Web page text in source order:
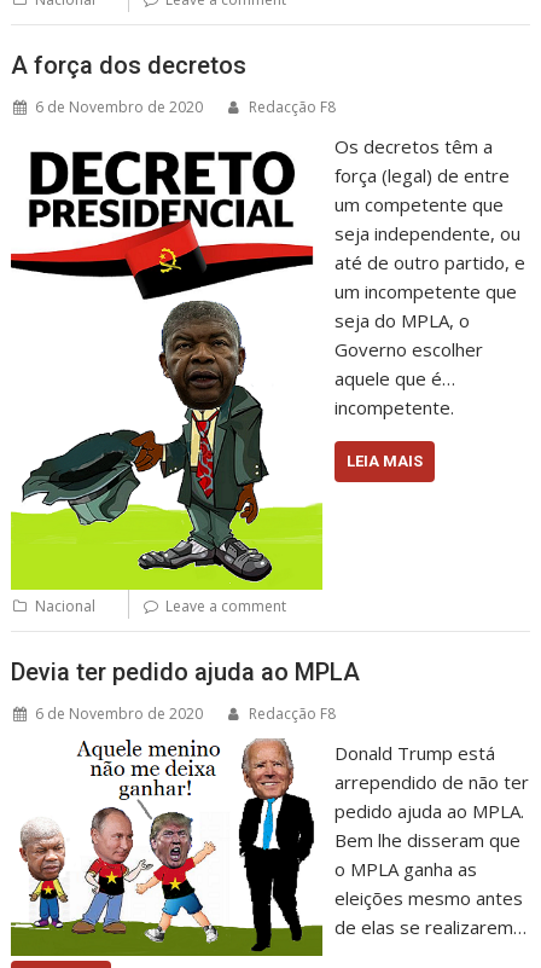
A força dos decretos
6 de Novembro de 2020 Redacção F8
Os decretos têm a
força (legal) de entre
um competente que
seja independente, ou
até de outro partido, e
um incompetente que
seja do MPLA, o
Governo escolher
aquele que é…
incompetente.
LEIA MAIS
Nacional Leave a comment
Devia ter pedido ajuda ao MPLA
6 de Novembro de 2020 Redacção F8
Donald Trump está
arrependido de não ter
pedido ajuda ao MPLA.
Bem lhe disseram que
o MPLA ganha as
eleições mesmo antes
de elas se realizarem…